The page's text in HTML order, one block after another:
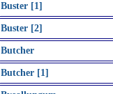
Buster [1]
Buster [2]
Butcher
Butcher [1]